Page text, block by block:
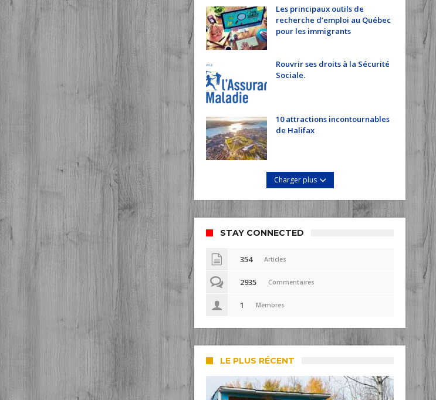
Les principaux outils de
recherche d’emploi au Québec
pour les immigrants
Rouvrir ses droits à la Sécurité
Sociale.
10 attractions incontournables
de Halifax
Charger plus
STAY CONNECTED
354 Articles
2935 Commentaires
1 Membres
LE PLUS RÉCENT